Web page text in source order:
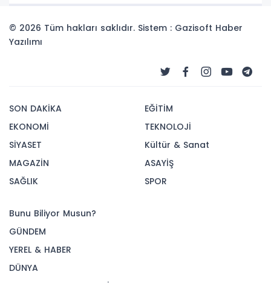
© 2026 Tüm hakları saklıdır. Sistem : Gazisoft Haber
Yazılımı
SON DAKİKA
EKONOMİ
SİYASET
MAGAZİN
SAĞLIK
EĞİTİM
TEKNOLOJİ
Kültür & Sanat
ASAYİŞ
SPOR
Bunu Biliyor Musun?
GÜNDEM
YEREL & HABER
DÜNYA